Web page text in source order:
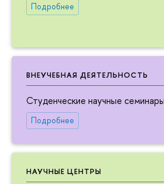
Подробнее
ВНЕУЧЕБНАЯ ДЕЯТЕЛЬНОСТЬ
Студенческие научные
Подробнее
НАУЧНЫЕ ЦЕНТРЫ